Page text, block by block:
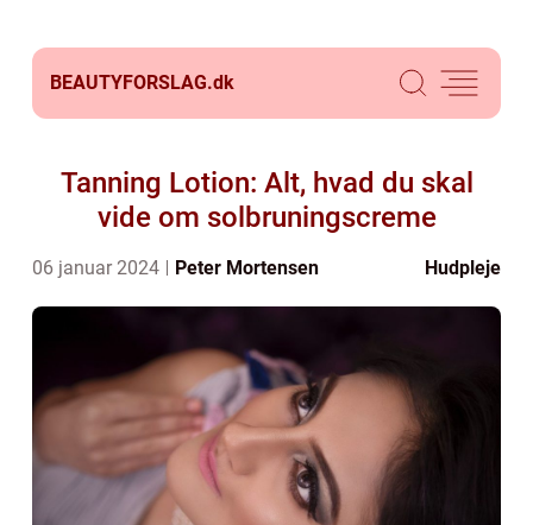
BEAUTYFORSLAG.dk
Tanning Lotion: Alt, hvad du skal
vide om solbruningscreme
06 januar 2024 Peter Mortensen Hudpleje